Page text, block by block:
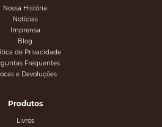
Nossa História
Notícias
Imprensa
Blog
de Privacidade
Frequentes
e Devoluções
Produtos
Livros